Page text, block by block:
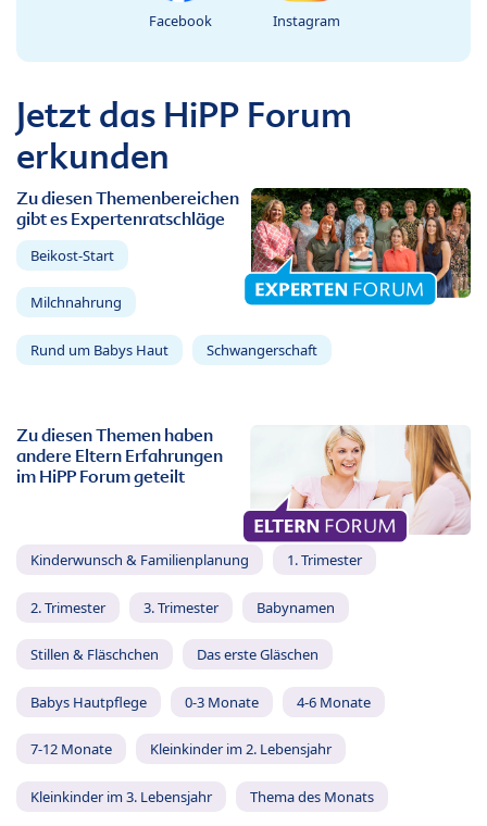
Facebook Instagram
Jetzt das HiPP Forum
erkunden
Zu diesen Themenbereichen
gibt es Expertenratschläge
Beikost-Start
Milchnahrung
Rund um Babys Haut Schwangerschaft
Zu diesen Themen haben
andere Eltern Erfahrungen
im HiPP Forum geteilt
Kinderwunsch & Familienplanung 1. Trimester
2. Trimester 3. Trimester Babynamen
Stillen & Fläschchen Das erste Gläschen
Babys Hautpflege 0-3 Monate 4-6 Monate
7-12 Monate Kleinkinder im 2. Lebensjahr
Kleinkinder im 3. Lebensjahr Thema des Monats